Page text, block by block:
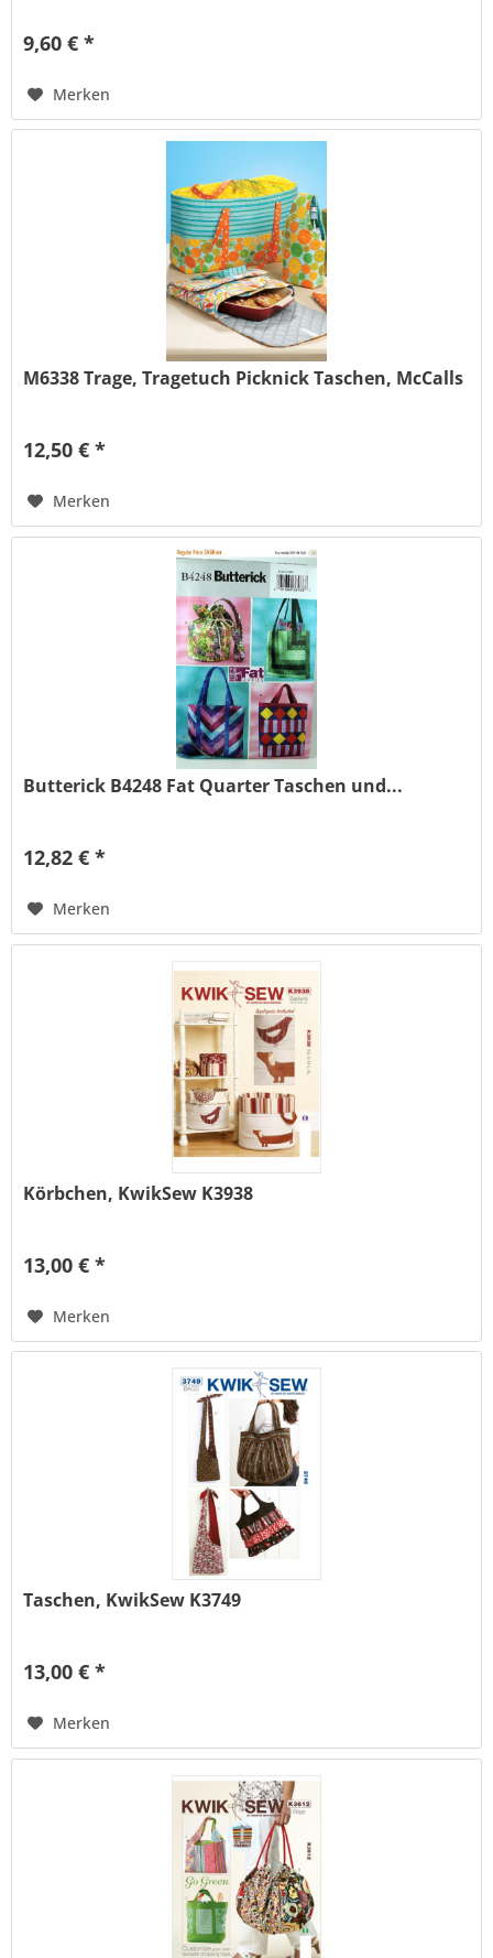
9,60 € *
Merken
M6338 Trage, Tragetuch Picknick Taschen, McCalls
12,50 € *
Merken
Butterick B4248 Fat Quarter Taschen und...
12,82 € *
Merken
Körbchen, KwikSew K3938
13,00 € *
Merken
Taschen, KwikSew K3749
13,00 € *
Merken